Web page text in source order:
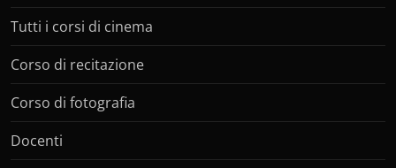
Tutti i corsi di cinema
Corso di recitazione
Corso di fotografia
Docenti